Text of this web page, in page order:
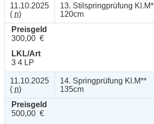
11.10.2025
( n)
13. Stilspringprüfung Kl.M*
120cm
Preisgeld
300,00 €
LKL/Art
3 4 LP
11.10.2025
( n)
14. Springprüfung Kl.M**
135cm
Preisgeld
500,00 €